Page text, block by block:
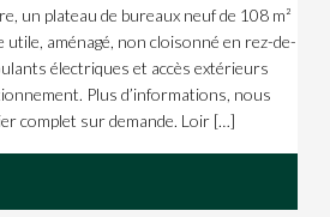
un plateau de bureaux neuf de 108 m²
utile, aménagé, non cloisonné en rez-de-
électriques et accès extérieurs
Plus d’informations, nous
complet sur demande. Loir […]